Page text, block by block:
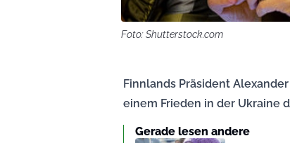
Foto: Shutterstock.com
Finnlands Präsident
einem Frieden in der Ukraine
Gerade lesen andere